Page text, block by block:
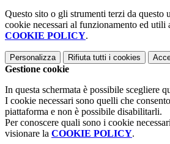
Questo sito o gli strumenti terzi da questo
cookie necessari al funzionamento ed
COOKIE POLICY.
Personalizza Rifiuta tutti i cookies
Gestione cookie
In questa schermata è possibile scegliere
I cookie necessari sono quelli che
piattaforma e non è possibile disabilitarli.
Per conoscere quali sono i cookie
visionare la COOKIE POLICY.